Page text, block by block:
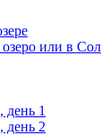
или в
1
день 2